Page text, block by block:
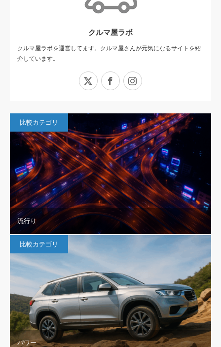
クルマ屋ラボ
クルマ屋ラボを運営してます。クルマ屋さんが元気になるサイトを紹
介しています。
Facebook
比較カテゴリ
流行り
比較カテゴリ
パワー